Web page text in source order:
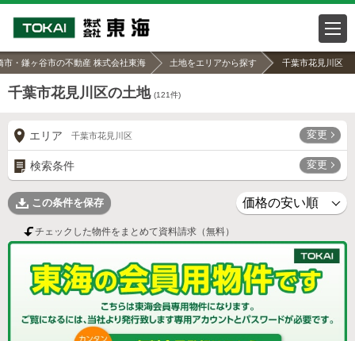
市・鎌ヶ谷市の不動産 株式会社東海 土地をエリアから探す 千葉市花見川区
千葉市花見川区の土地 (121件)
エリア 千葉市花見川区 変更
検索条件 変更
この条件を保存
チェックした物件をまとめて資料請求（無料）